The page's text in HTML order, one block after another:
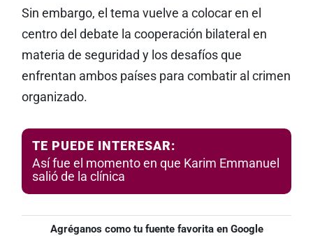
Sin embargo, el tema vuelve a colocar en el
centro del debate la cooperación bilateral en
materia de seguridad y los desafíos que
enfrentan ambos países para combatir al crimen
organizado.
TE PUEDE INTERESAR:
Así fue el momento en que Karim Emmanuel
salió de la clínica
Agréganos como tu fuente favorita en Google